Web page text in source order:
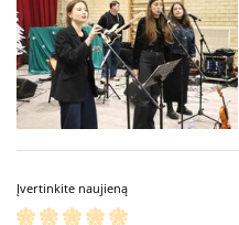
Įvertinkite naujieną